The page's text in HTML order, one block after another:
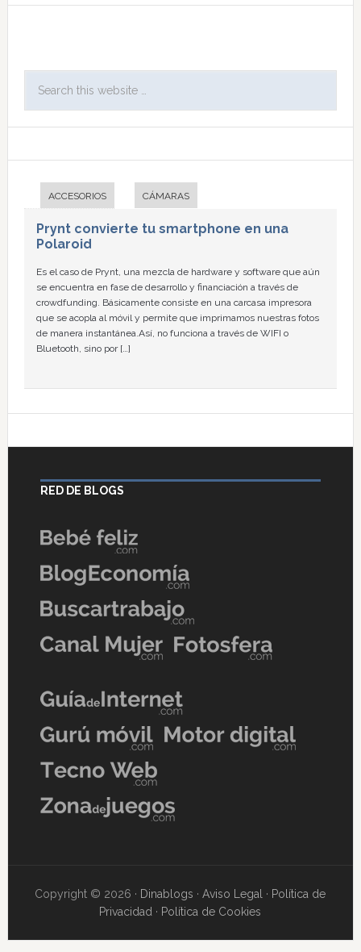
ACCESORIOS CÁMARAS
Prynt convierte tu smartphone en una
Polaroid
Es el caso de Prynt, una mezcla de hardware y software que aún
se encuentra en fase de desarrollo y financiación a través de
crowdfunding. Básicamente consiste en una carcasa impresora
que se acopla al móvil y permite que imprimamos nuestras fotos
de manera instantánea.Así, no funciona a través de WIFI o
Bluetooth, sino por […]
RED DE BLOGS
Copyright © 2026 · Dinablogs ·Aviso Legal · Política de
Privacidad · Política de Cookies